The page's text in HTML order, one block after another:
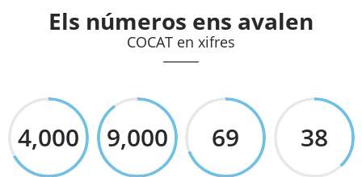
Els números ens avalen
COCAT en xifres
4,000 9,000 69 38